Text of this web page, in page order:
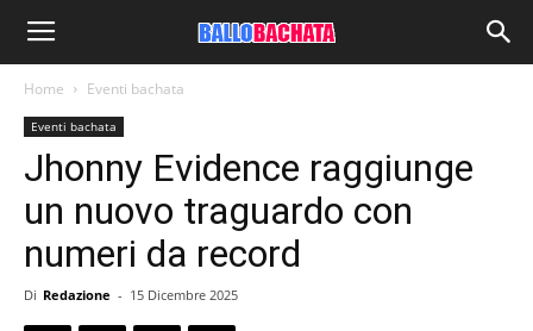
Home Eventi bachata
Eventi bachata
Jhonny Evidence raggiunge
un nuovo traguardo con
numeri da record
Di Redazione - 15 Dicembre 2025